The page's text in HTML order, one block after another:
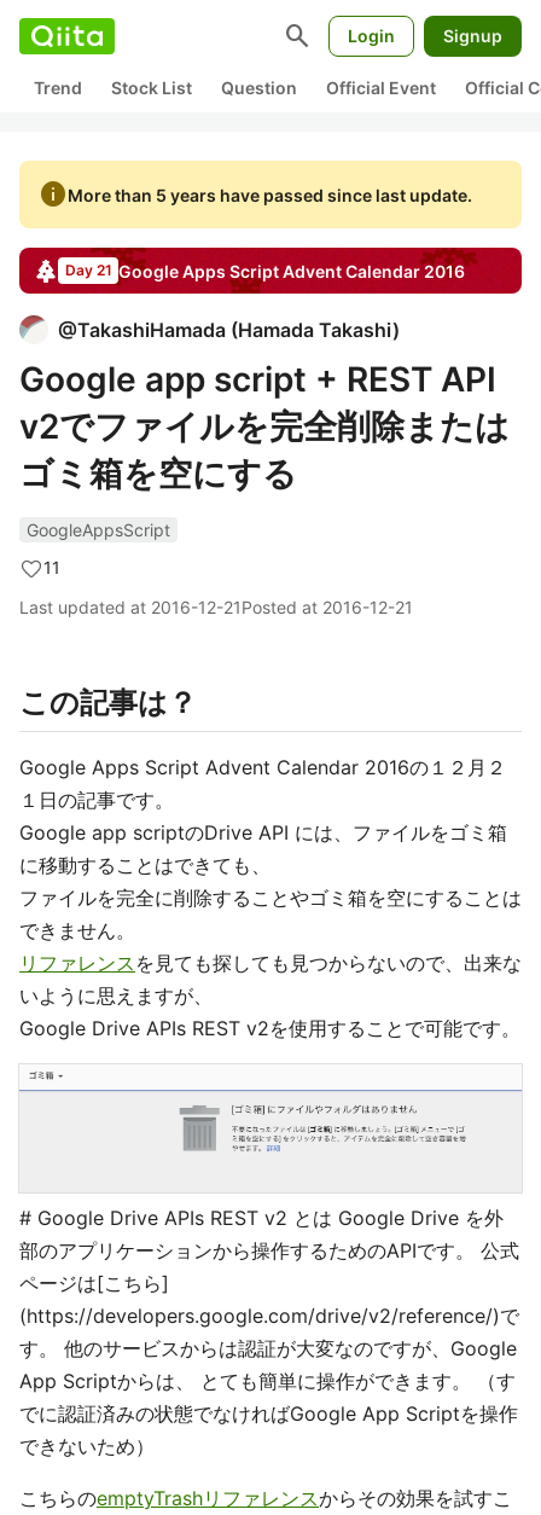
search Login Signup
Trend Stock List Question Official Event Official
infoMore than 5 years have passed since last update.
Day 21 Google Apps ScriptAdvent Calendar2016
@TakashiHamada (Hamada Takashi)
Google app script + REST API
v2でファイルを完全削除または
ゴミ箱を空にする
GoogleAppsScript
11
Last updated at 2016-12-21Posted at 2016-12-21
この記事は？
Google Apps Script Advent Calendar 2016の１２月２
１日の記事です。
Google app scriptのDrive API には、ファイルをゴミ箱
に移動することはできても、
ファイルを完全に削除することやゴミ箱を空にすることは
できません。
リファレンス を見ても探しても見つからないので、出来な
いように思えますが、
Google Drive APIs REST v2を使用することで可能です。
# Google Drive APIs REST v2 とは Google Drive を外
部のアプリケーションから操作するためのAPIです。 公式
ページは[こちら]
(https://developers.google.com/drive/v2/reference/)で
す。 他のサービスからは認証が大変なのですが、Google
App Scriptからは、 とても簡単に操作ができます。 （す
でに認証済みの状態でなければGoogle App Scriptを操作
できないため）
こちらのemptyTrashリファレンスからその効果を試すこ